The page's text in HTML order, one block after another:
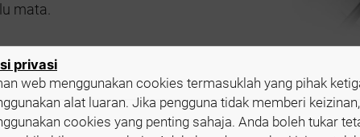
mata.
privasi
web menggunakan cookies termasuklah yang pihak
alat luaran. Jika pengguna tidak memberi
cookies yang penting sahaja. Anda boleh tukar